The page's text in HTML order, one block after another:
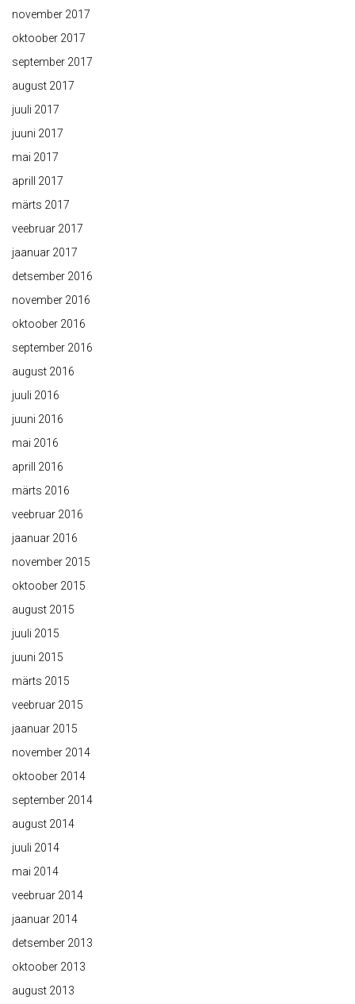
november 2017
oktoober 2017
september 2017
august 2017
juuli 2017
juuni 2017
mai 2017
aprill 2017
märts 2017
veebruar 2017
jaanuar 2017
detsember 2016
november 2016
oktoober 2016
september 2016
august 2016
juuli 2016
juuni 2016
mai 2016
aprill 2016
märts 2016
veebruar 2016
jaanuar 2016
november 2015
oktoober 2015
august 2015
juuli 2015
juuni 2015
märts 2015
veebruar 2015
jaanuar 2015
november 2014
oktoober 2014
september 2014
august 2014
juuli 2014
mai 2014
veebruar 2014
jaanuar 2014
detsember 2013
oktoober 2013
august 2013